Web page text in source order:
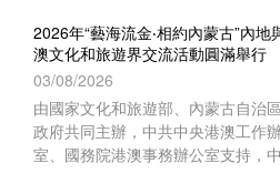
教師教育中心協辦的“青年匯 文化緣
情”2026年青年研習營已於8月1日下
上海崇明如山酒店舉行閉營儀式。上
華職業教育社常務副主任、市政府
衛出席儀式並致辭。上海市崇明區海
誼會副會長林豔華、台灣中華傑出青
2026年“藝海流金‧相約內蒙古”內地
澳文化和旅遊界交流活動圓滿舉行
03/08/2026
由國家文化和旅遊部、內蒙古自治
政府共同主辦，中共中央港澳工作
室、國務院港澳事務辦公室支持，